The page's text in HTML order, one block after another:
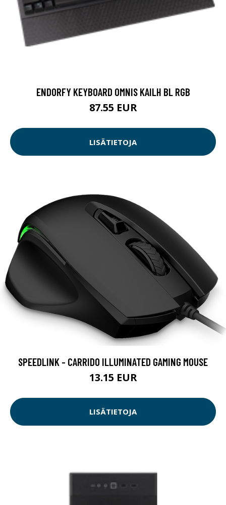
ENDORFY KEYBOARD OMNIS KAILH BL RGB
87.55 EUR
LISÄTIETOJA
SPEEDLINK - CARRIDO ILLUMINATED GAMING MOUSE
13.15 EUR
LISÄTIETOJA